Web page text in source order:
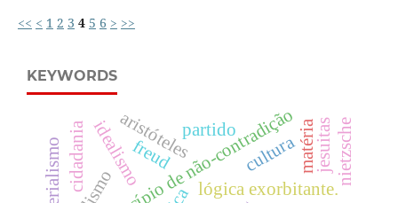
<< < 1 2 3 4 5 6 > >>
KEYWORDS
princípio de não-contradição
lógica exorbitante.
idealismo matéria
aristóteles cultura nietzsche
jesuitas
cidadania partido
freud